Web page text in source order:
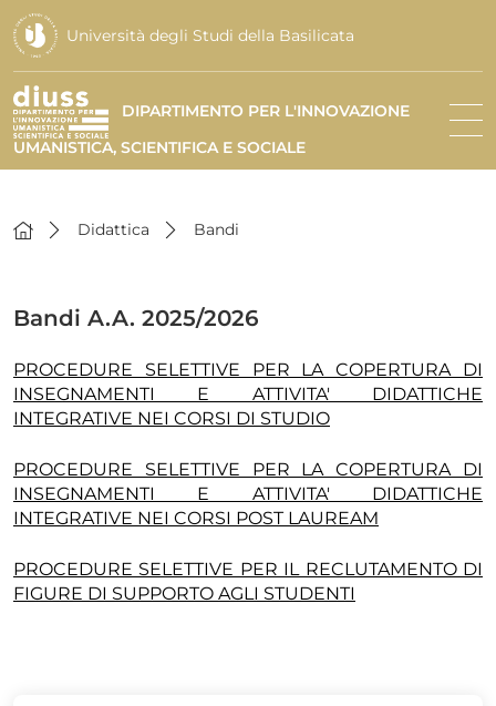
Università degli Studi della Basilicata
DIPARTIMENTO PER L'INNOVAZIONE
UMANISTICA, SCIENTIFICA E SOCIALE
Didattica Bandi
Bandi A.A. 2025/2026
PROCEDURE SELETTIVE PER LA COPERTURA DI
INSEGNAMENTI E ATTIVITA' DIDATTICHE
INTEGRATIVE NEI CORSI DI STUDIO
PROCEDURE SELETTIVE PER LA COPERTURA DI
INSEGNAMENTI E ATTIVITA' DIDATTICHE
INTEGRATIVE NEI CORSI POST LAUREAM
PROCEDURE SELETTIVE PER IL RECLUTAMENTO DI
FIGURE DI SUPPORTO AGLI STUDENTI